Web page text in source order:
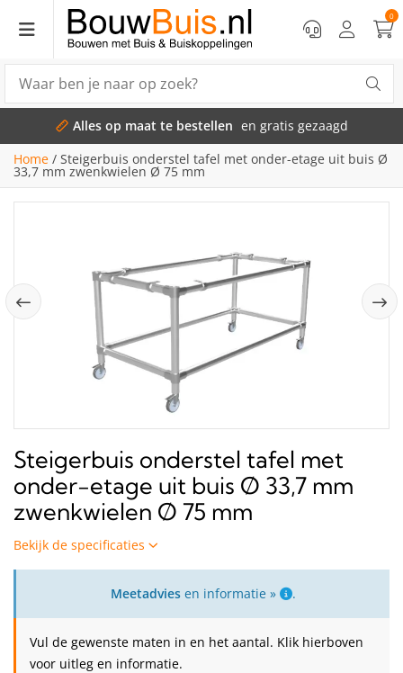
0
Alles op maat te bestellen en gratis gezaagd
Home / Steigerbuis onderstel tafel met onder-etage uit buis Ø
33,7 mm zwenkwielen Ø 75 mm
Steigerbuis onderstel tafel met
onder-etage uit buis Ø 33,7 mm
zwenkwielen Ø 75 mm
Bekijk de specificaties
Meetadviesen informatie » .
Vul de gewenste maten in en het aantal. Klik hierboven
voor uitleg en informatie.